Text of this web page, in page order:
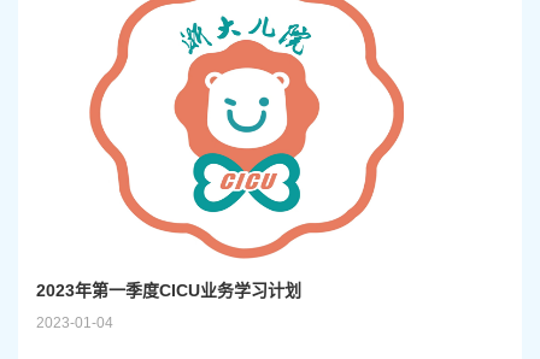
2023-01-04
2023年第一季度CICU业务学习计划